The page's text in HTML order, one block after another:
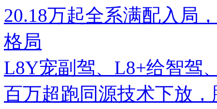
20.18万起全系满配入局
格局
L8Y宠副驾、L8+给智驾
百万超跑同源技术下放